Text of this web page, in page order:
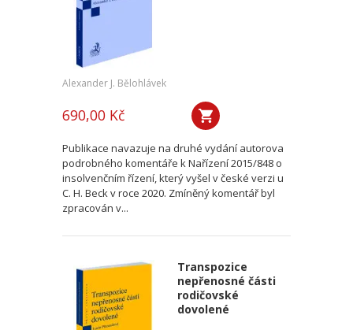
Alexander J. Bělohlávek
690,00 Kč
Publikace navazuje na druhé vydání autorova
podrobného komentáře k Nařízení 2015/848 o
insolvenčním řízení, který vyšel v české verzi u
C. H. Beck v roce 2020. Zmíněný komentář byl
zpracován v...
Transpozice
nepřenosné části
rodičovské
dovolené